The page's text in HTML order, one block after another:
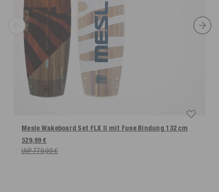
Mesle Wakeboard Set FLX II mit Fuse Bindung 132 cm
529,99 €
UVP 779,99 €